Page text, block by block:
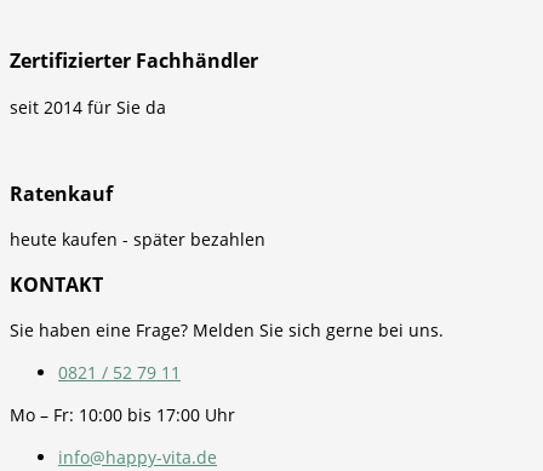
Zertifizierter Fachhändler
seit 2014 für Sie da
Ratenkauf
heute kaufen - später bezahlen
KONTAKT
Sie haben eine Frage? Melden Sie sich gerne bei uns.
0821 / 52 79 11
Mo – Fr: 10:00 bis 17:00 Uhr
info@happy-vita.de